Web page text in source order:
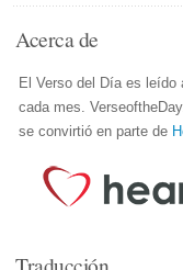
Acerca de
El Verso del Día es leído
cada mes.
se convirtió en parte de